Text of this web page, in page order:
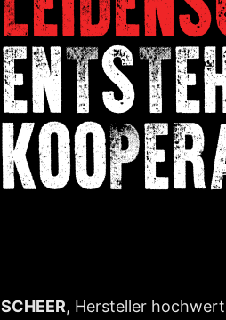
SCHEER, Hersteller